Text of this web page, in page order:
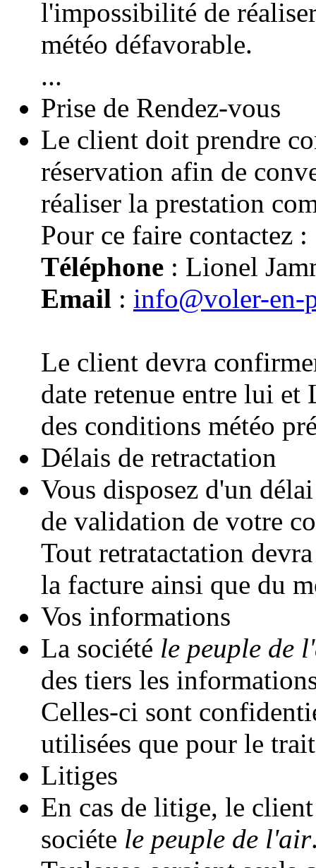
l'impossibilité de
météo défavorable.
...
Prise de Rendez-vous
Le client doit prendre
réservation afin de
réaliser la prestation
Pour ce faire contactez :
Téléphone : Lionel
Email : info@voler-en-
Le client devra
date retenue entre lui
des conditions météo
Délais de retractation
Vous disposez d'un
de validation de votre
Tout retratactation
la facture ainsi que du
Vos informations
La société le peuple de
des tiers les
Celles-ci sont
utilisées que pour le
Litiges
En cas de litige, le
sociéte le peuple de l'air